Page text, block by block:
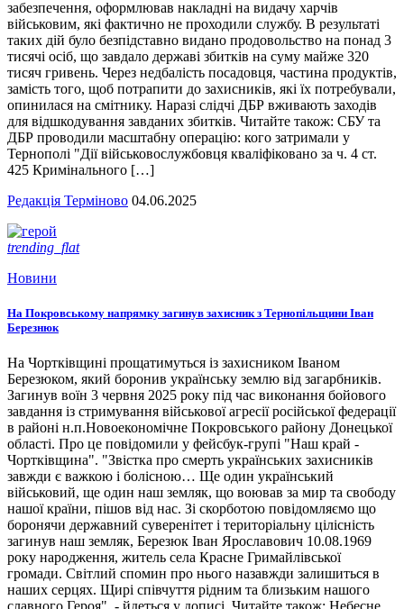
забезпечення, оформлював накладні на видачу харчів
військовим, які фактично не проходили службу. В результаті
таких дій було безпідставно видано продовольство на понад 3
тисячі осіб, що завдало державі збитків на суму майже 320
тисяч гривень. Через недбалість посадовця, частина продуктів,
замість того, щоб потрапити до захисників, які їх потребували,
опинилася на смітнику. Наразі слідчі ДБР вживають заходів
для відшкодування завданих збитків. Читайте також: СБУ та
ДБР проводили масштабну операцію: кого затримали у
Тернополі "Дії військовослужбовця кваліфіковано за ч. 4 ст.
425 Кримінального […]
Редакція Терміново 04.06.2025
trending_flat
Новини
На Покровському напрямку загинув захисник з Тернопільщини Іван
Березнюк
На Чортківщині прощатимуться із захисником Іваном
Березюком, який боронив українську землю від загарбників.
Загинув воїн 3 червня 2025 року під час виконання бойового
завдання із стримування військової агресії російської федерації
в районі н.п.Новоекономічне Покровського району Донецької
області. Про це повідомили у фейсбук-групі "Наш край -
Чортківщина". "Звістка про смерть українських захисників
завжди є важкою і болісною… Ще один український
військовий, ще один наш земляк, що воював за мир та свободу
нашої країни, пішов від нас. Зі скорботою повідомляємо що
боронячи державний суверенітет і територіальну цілісність
загинув наш земляк, Березюк Іван Ярославович 10.08.1969
року народження, житель села Красне Гримайлівської
громади. Світлий спомин про нього назавжди залишиться в
наших серцях. Щирі співчуття рідним та близьким нашого
славного Героя", - йдеться у дописі. Читайте також: Небесне